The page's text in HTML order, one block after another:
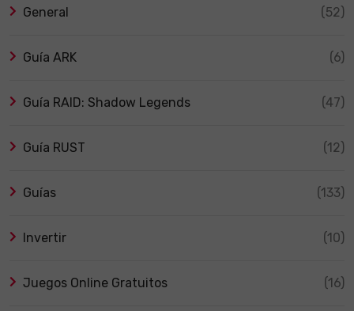
General (52)
Guía ARK (6)
Guía RAID: Shadow Legends (47)
Guía RUST (12)
Guías (133)
Invertir (10)
Juegos Online Gratuitos (16)